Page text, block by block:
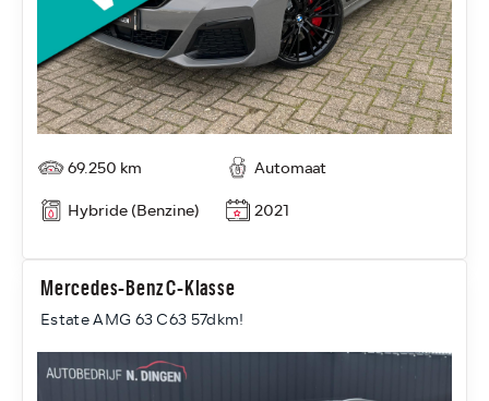
69.250 km
Automaat
Hybride (Benzine)
2021
Mercedes-Benz C-Klasse
Estate AMG 63 C63 57dkm!